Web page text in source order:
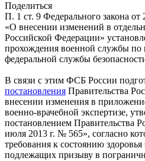
Поделиться
П. 1 ст. 9 Федерального закона
«О внесении изменений в
Российской Федерации»
прохождения военной службы по
федеральной службы
В связи с этим ФСБ России
постановления Правительства
внесении изменения в
военно-врачебной экспертизе,
постановлением Правительства
июля 2013 г. № 565», согласно
требования к состоянию
подлежащих призыву в